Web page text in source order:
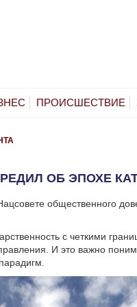
ПРОИСШЕСТВИЕ
ОБ ЭПОХЕ
общественного
с четкими
И это важно